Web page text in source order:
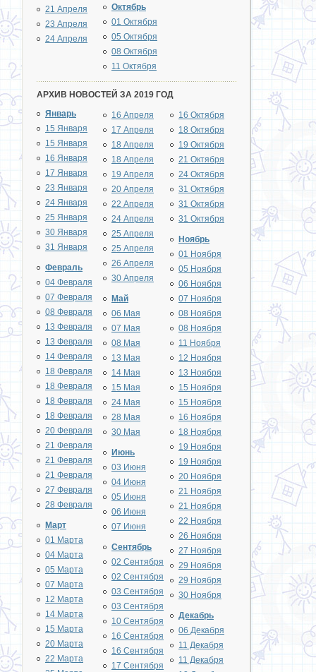
21 Апреля
23 Апреля
24 Апреля
Октябрь
01 Октября
05 Октября
08 Октября
11 Октября
АРХИВ НОВОСТЕЙ ЗА 2019 ГОД
Январь
15 Января
15 Января
16 Января
17 Января
23 Января
24 Января
25 Января
30 Января
31 Января
Февраль
04 Февраля
07 Февраля
08 Февраля
13 Февраля
13 Февраля
14 Февраля
18 Февраля
18 Февраля
18 Февраля
18 Февраля
20 Февраля
21 Февраля
21 Февраля
21 Февраля
27 Февраля
28 Февраля
Март
01 Марта
04 Марта
05 Марта
07 Марта
12 Марта
14 Марта
15 Марта
20 Марта
22 Марта
16 Апреля
17 Апреля
18 Апреля
18 Апреля
19 Апреля
20 Апреля
22 Апреля
24 Апреля
25 Апреля
25 Апреля
26 Апреля
30 Апреля
Май
06 Мая
07 Мая
08 Мая
13 Мая
14 Мая
15 Мая
24 Мая
28 Мая
30 Мая
Июнь
03 Июня
04 Июня
05 Июня
06 Июня
07 Июня
Сентябрь
02 Сентября
02 Сентября
03 Сентября
03 Сентября
10 Сентября
16 Сентября
16 Сентября
17 Сентября
16 Октября
18 Октября
19 Октября
21 Октября
24 Октября
31 Октября
31 Октября
31 Октября
Ноябрь
01 Ноября
05 Ноября
06 Ноября
07 Ноября
08 Ноября
08 Ноября
11 Ноября
12 Ноября
13 Ноября
15 Ноября
15 Ноября
16 Ноября
18 Ноября
19 Ноября
19 Ноября
20 Ноября
21 Ноября
21 Ноября
22 Ноября
26 Ноября
27 Ноября
29 Ноября
29 Ноября
30 Ноября
Декабрь
06 Декабря
11 Декабря
11 Декабря